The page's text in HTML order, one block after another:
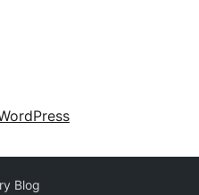
Blog